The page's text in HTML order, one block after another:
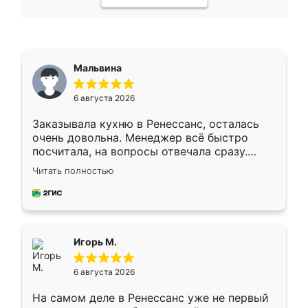
Мальвина
6 августа 2026
Заказывала кухню в Ренессанс, осталась
очень довольна. Менеджер всё быстро
посчитала, на вопросы отвечала сразу.
Замерщик приехал в субботу, подошёл к
делу со всей ответственностью. Собрали
за день, ребята работали аккуратно, даже
Читать полностью
Игорь М.
6 августа 2026
На самом деле в Ренессанс уже не первый